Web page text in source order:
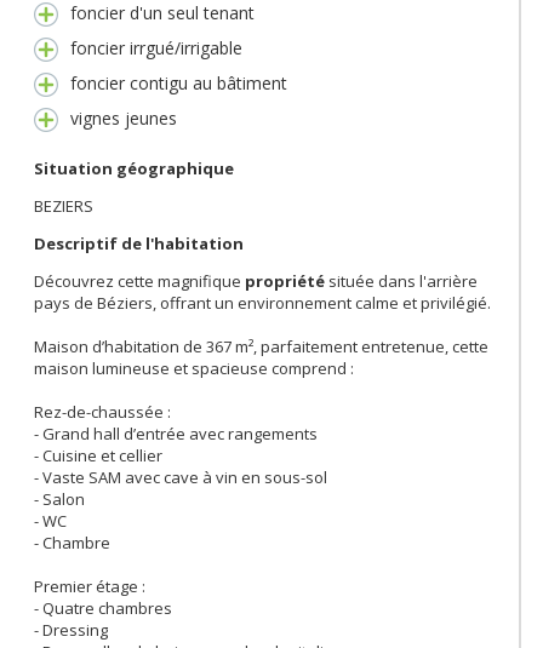
foncier d'un seul tenant
foncier irrgué/irrigable
foncier contigu au bâtiment
vignes jeunes
Situation géographique
BEZIERS
Descriptif de l'habitation
Découvrez cette magnifique propriété située dans l'arrière
pays de Béziers, offrant un environnement calme et privilégié.
Maison d’habitation de 367 m², parfaitement entretenue, cette
maison lumineuse et spacieuse comprend :
Rez-de-chaussée :
- Grand hall d’entrée avec rangements
- Cuisine et cellier
- Vaste SAM avec cave à vin en sous-sol
- Salon
- WC
- Chambre
Premier étage :
- Quatre chambres
- Dressing